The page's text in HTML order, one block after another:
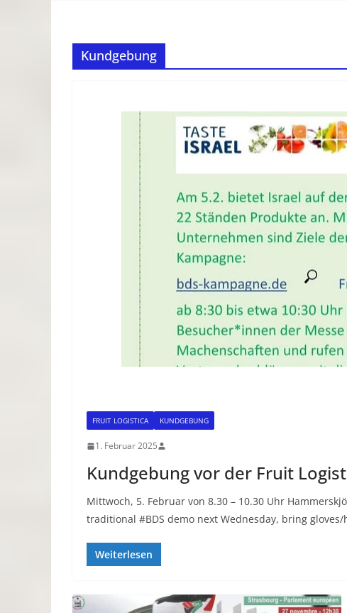
Kundgebung
FRUIT LOGISTICA KUNDGEBUNG
1. Februar 2025
Kundgebung vor der Fruit
Mittwoch, 5. Februar von 8.30 – 10.30 Uhr
traditional #BDS demo next Wednesday, bring
Weiterlesen